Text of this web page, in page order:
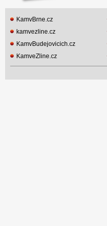
KamvBrne.cz
kamvezline.cz
KamvBudejovicich.cz
KamveZline.cz